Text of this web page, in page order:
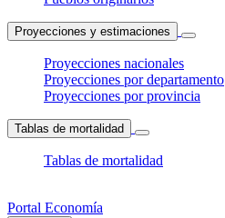
Proyecciones y estimaciones
Proyecciones nacionales
Proyecciones por departamento
Proyecciones por provincia
Tablas de mortalidad
Tablas de mortalidad
Portal Economía